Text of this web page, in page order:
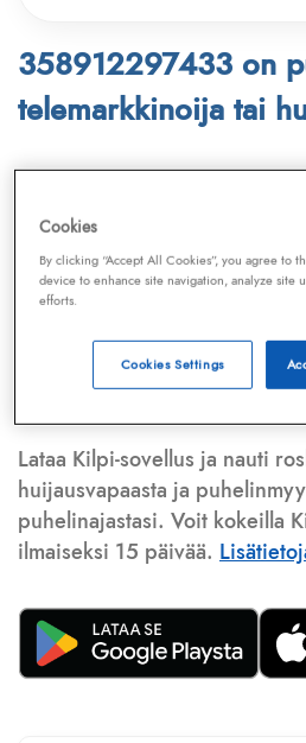
358912297433 on
telemarkkinoija tai
Telemarkkinointiliiton ja
puhelinmyyjienja
Lisäksi tunnistamme
puhelinhuijarin numero,
huijausviesti. Tietokantaamme
mikä varmistaa ajantasaisen
Lataa Kilpi-sovellus ja nauti
huijausvapaasta ja
puhelinajastasi. Voit kokeilla
ilmaiseksi 15 päivää.
Cookies
By clicking “Accept All Cookies”, you agree to
device to enhance site navigation, analyze site
efforts.
Cookies Settings